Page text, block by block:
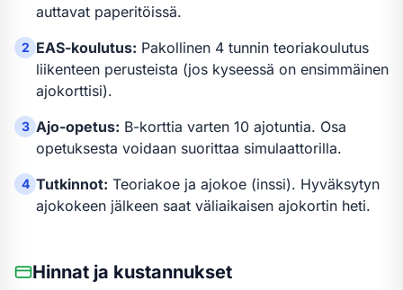
auttavat paperitöissä.
2 EAS-koulutus: Pakollinen 4 tunnin teoriakoulutus
liikenteen perusteista (jos kyseessä on ensimmäinen
ajokorttisi).
3 Ajo-opetus: B-korttia varten 10 ajotuntia. Osa
opetuksesta voidaan suorittaa simulaattorilla.
4 Tutkinnot: Teoriakoe ja ajokoe (inssi). Hyväksytyn
ajokokeen jälkeen saat väliaikaisen ajokortin heti.
Hinnat ja kustannukset